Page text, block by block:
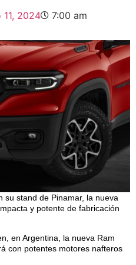
11, 2024 7:00 am
su stand de Pinamar, la nueva
y potente de fabricación
en Argentina, la nueva Ram
con potentes motores nafteros